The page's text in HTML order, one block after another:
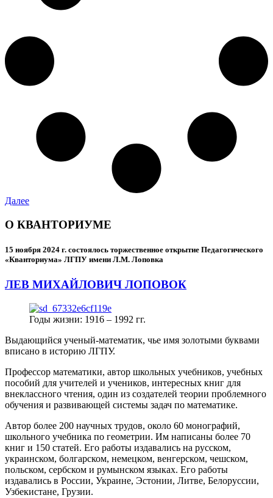
Далее
О КВАНТОРИУМЕ
15 ноября 2024 г. состоялось торжественное открытие Педагогического
«Кванториума» ЛГПУ имени Л.М. Лоповка
ЛЕВ МИХАЙЛОВИЧ ЛОПОВОК
Годы жизни: 1916 – 1992 гг.
Выдающийся ученый-математик, чье имя золотыми буквами
вписано в историю ЛГПУ.
Профессор математики, автор школьных учебников, учебных
пособий для учителей и учеников, интересных книг для
внеклассного чтения, один из создателей теории проблемного
обучения и развивающей системы задач по математике.
Автор более 200 научных трудов, около 60 монографий,
школьного учебника по геометрии. Им написаны более 70
книг и 150 статей. Его работы издавались на русском,
украинском, болгарском, немецком, венгерском, чешском,
польском, сербском и румынском языках. Его работы
издавались в России, Украине, Эстонии, Литве, Белоруссии,
Узбекистане, Грузии.